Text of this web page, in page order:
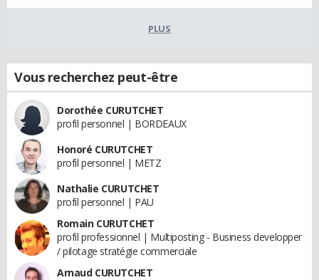
PLUS
Vous recherchez peut-être
Dorothée CURUTCHET
profil personnel | BORDEAUX
Honoré CURUTCHET
profil personnel | METZ
Nathalie CURUTCHET
profil personnel | PAU
Romain CURUTCHET
profil professionnel | Multiposting - Business developper
/ pilotage stratégie commerciale
Arnaud CURUTCHET